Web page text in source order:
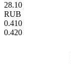
28.10
RUB
0.410
0.420